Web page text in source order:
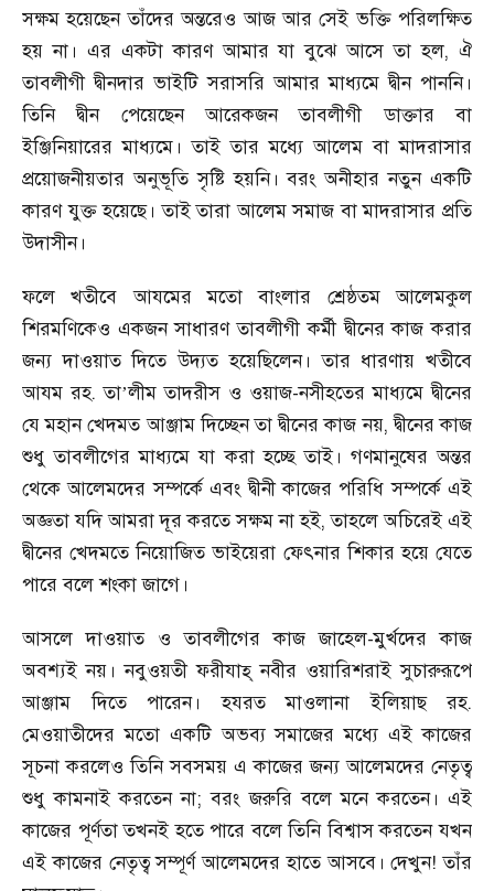
সক্ষম হয়েছেন তাঁদের অন্তরেও আজ আর সেই ভক্তি পরিলক্ষিত
হয় না। এর একটা কারণ আমার যা বুঝে আসে তা হল, ঐ
তাবলীগী দ্বীনদার ভাইটি সরাসরি আমার মাধ্যমে দ্বীন পাননি।
তিনি দ্বীন পেয়েছেন আরেকজন তাবলীগী ডাক্তার বা
ইঞ্জিনিয়ারের মাধ্যমে। তাই তার মধ্যে আলেম বা মাদরাসার
প্রয়োজনীয়তার অনুভূতি সৃষ্টি হয়নি। বরং অনীহার নতুন একটি
কারণ যুক্ত হয়েছে। তাই তারা আলেম সমাজ বা মাদরাসার প্রতি
উদাসীন।
ফলে খতীবে আযমের মতো বাংলার শ্রেষ্ঠতম আলেমকুল
শিরমণিকেও একজন সাধারণ তাবলীগী কর্মী দ্বীনের কাজ করার
জন্য দাওয়াত দিতে উদ্যত হয়েছিলেন। তার ধারণায় খতীবে
আযম রহ. তা’লীম তাদরীস ও ওয়াজ-নসীহতের মাধ্যমে দ্বীনের
যে মহান খেদমত আঞ্জাম দিচ্ছেন তা দ্বীনের কাজ নয়, দ্বীনের কাজ
শুধু তাবলীগের মাধ্যমে যা করা হচ্ছে তাই। গণমানুষের অন্তর
থেকে আলেমদের সম্পর্কে এবং দ্বীনী কাজের পরিধি সম্পর্কে এই
অজ্ঞতা যদি আমরা দূর করতে সক্ষম না হই, তাহলে অচিরেই এই
দ্বীনের খেদমতে নিয়োজিত ভাইয়েরা ফেৎনার শিকার হয়ে যেতে
পারে বলে শংকা জাগে।
আসলে দাওয়াত ও তাবলীগের কাজ জাহেল-মুর্খদের কাজ
অবশ্যই নয়। নবুওয়তী ফরীযাহ্ নবীর ওয়ারিশরাই সুচারুরূপে
আঞ্জাম দিতে পারেন। হযরত মাওলানা ইলিয়াছ রহ.
মেওয়াতীদের মতো একটি অভব্য সমাজের মধ্যে এই কাজের
সূচনা করলেও তিনি সবসময় এ কাজের জন্য আলেমদের নেতৃত্ব
শুধু কামনাই করতেন না; বরং জরুরি বলে মনে করতেন। এই
কাজের পূর্ণতা তখনই হতে পারে বলে তিনি বিশ্বাস করতেন যখন
এই কাজের নেতৃত্ব সম্পূর্ণ আলেমদের হাতে আসবে। দেখুন! তাঁর